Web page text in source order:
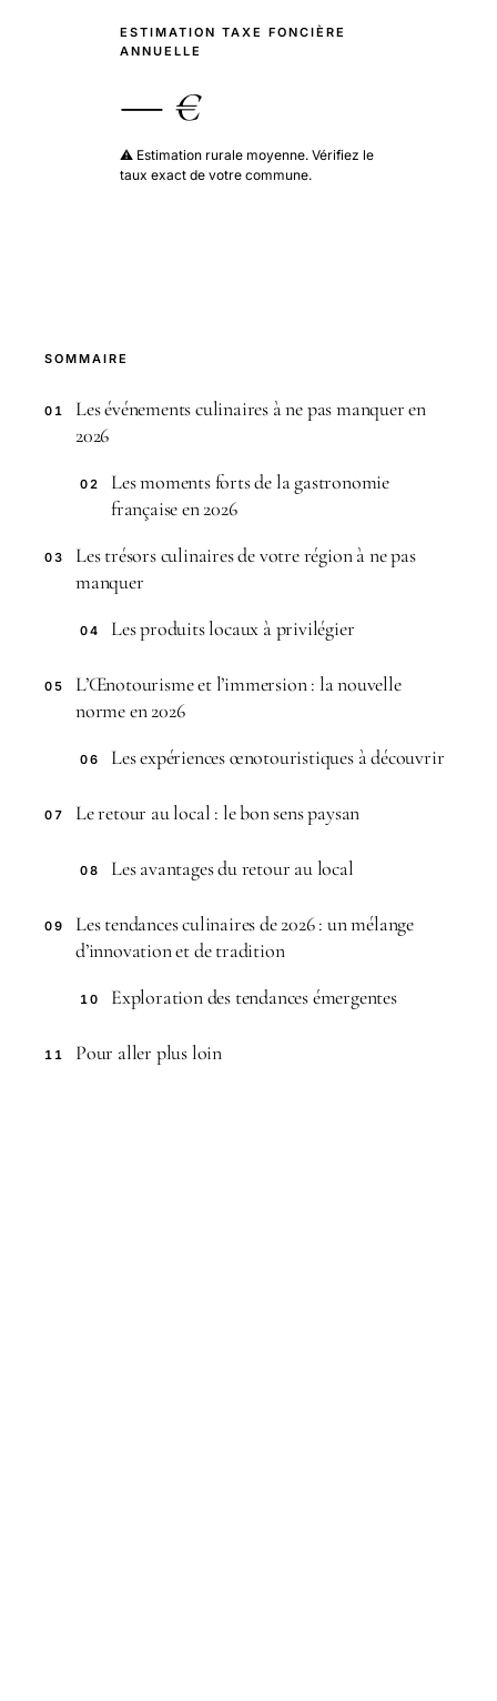
ESTIMATION TAXE FONCIÈRE
ANNUELLE
— €
⚠️ Estimation rurale moyenne. Vérifiez le
taux exact de votre commune.
SOMMAIRE
01
Les événements culinaires à ne pas manquer en
2026
02
Les moments forts de la gastronomie
française en 2026
03
Les trésors culinaires de votre région à ne pas
manquer
04 Les produits locaux à privilégier
05
L’Œnotourisme et l’immersion : la nouvelle
norme en 2026
06 Les expériences œnotouristiques à découvrir
07 Le retour au local : le bon sens paysan
08 Les avantages du retour au local
09
Les tendances culinaires de 2026 : un mélange
d’innovation et de tradition
10 Exploration des tendances émergentes
11 Pour aller plus loin